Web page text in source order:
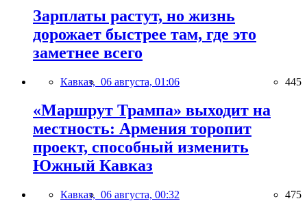
Зарплаты растут, но жизнь
дорожает быстрее там, где это
заметнее всего
Кавказ, 06 августа, 01:06 445
«Маршрут Трампа» выходит на
местность: Армения торопит
проект, способный изменить
Южный Кавказ
Кавказ, 06 августа, 00:32 475